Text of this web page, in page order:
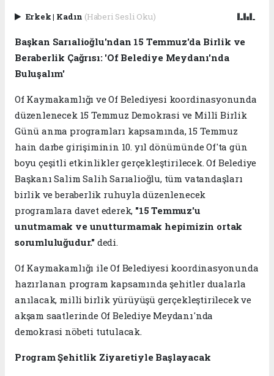
Erkek| Kadın (Haberi Sesli Oku)
Başkan Sarıalioğlu'ndan 15 Temmuz'da Birlik ve
Beraberlik Çağrısı: 'Of Belediye Meydanı'nda
Buluşalım'
Of Kaymakamlığı ve Of Belediyesi koordinasyonunda
düzenlenecek 15 Temmuz Demokrasi ve Millî Birlik
Günü anma programları kapsamında, 15 Temmuz
hain darbe girişiminin 10. yıl dönümünde Of'ta gün
boyu çeşitli etkinlikler gerçekleştirilecek. Of Belediye
Başkanı Salim Salih Sarıalioğlu, tüm vatandaşları
birlik ve beraberlik ruhuyla düzenlenecek
programlara davet ederek, "15 Temmuz'u
unutmamak ve unutturmamak hepimizin ortak
sorumluluğudur." dedi.
Of Kaymakamlığı ile Of Belediyesi koordinasyonunda
hazırlanan program kapsamında şehitler dualarla
anılacak, milli birlik yürüyüşü gerçekleştirilecek ve
akşam saatlerinde Of Belediye Meydanı'nda
demokrasi nöbeti tutulacak.
Program Şehitlik Ziyaretiyle Başlayacak